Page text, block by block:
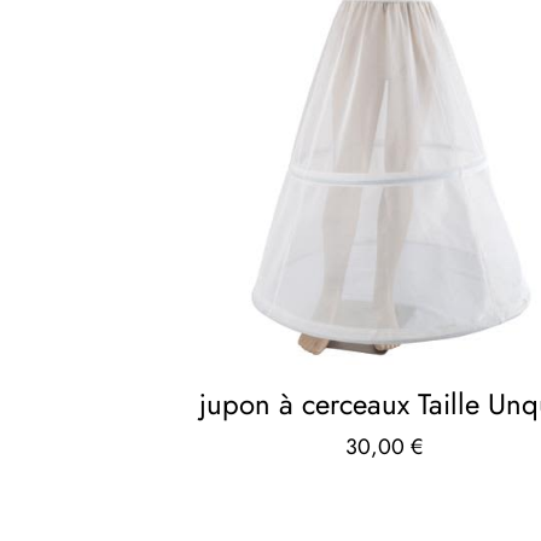
jupon à cerceaux Taille
30,00€